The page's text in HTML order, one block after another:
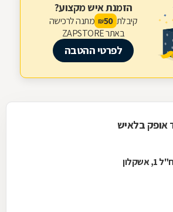
הזמנת איש מקצוע?
קיבלת 50
₪ מתנה לרכישה
באתר ZAPSTORE
לפרטי ההטבה
אופק בלאיש
אשקלון